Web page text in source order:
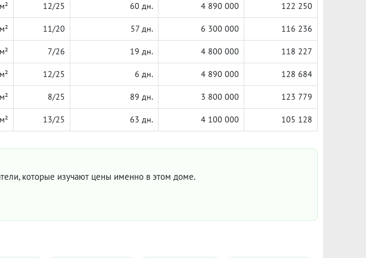
12/25 60 дн. 4 890 000 122 250
11/20 57 дн. 6 300 000 116 236
7/26 19 дн. 4 800 000 118 227
12/25 6 дн. 4 890 000 128 684
8/25 89 дн. 3 800 000 123 779
13/25 63 дн. 4 100 000 105 128
которые изучают цены именно в этом доме.